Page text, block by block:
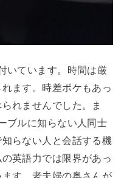
いています。時間は厳
ます。時差ボケもあっ
れませんでした。ま
ブルに知らない人同士
らない人と会話する機
英語力では限界があっ
す。老夫婦の奥さんが